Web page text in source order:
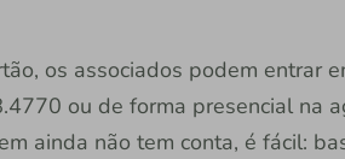
os associados podem entrar
ou de forma presencial na
ainda não tem conta, é fácil: